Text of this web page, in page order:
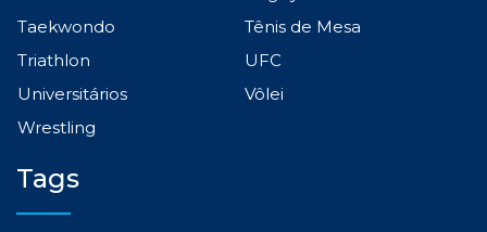
Taekwondo
Tênis de Mesa
Triathlon
UFC
Universitários
Vôlei
Wrestling
Tags